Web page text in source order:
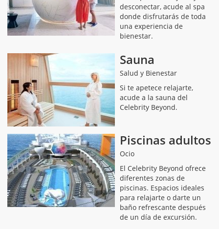
desconectar, acude al spa
donde disfrutarás de toda
una experiencia de
bienestar.
Sauna
Salud y Bienestar
Si te apetece relajarte,
acude a la sauna del
Celebrity Beyond.
Piscinas adultos
Ocio
El Celebrity Beyond ofrece
diferentes zonas de
piscinas. Espacios ideales
para relajarte o darte un
baño refrescante después
de un día de excursión.